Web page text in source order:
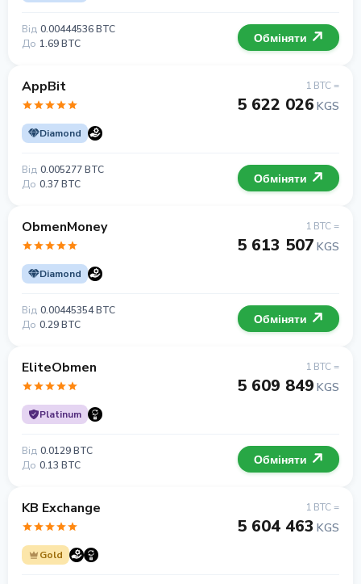
Від 0.00444536 BTC
До 1.69 BTC Обміняти
AppBit
Diamond
1 BTC =
5 622 026 KGS
Від 0.005277 BTC
До 0.37 BTC Обміняти
ObmenMoney
Diamond
1 BTC =
5 613 507 KGS
Від 0.00445354 BTC
До 0.29 BTC Обміняти
EliteObmen
Platinum
1 BTC =
5 609 849 KGS
Від 0.0129 BTC
До 0.13 BTC Обміняти
KB Exchange
Gold
1 BTC =
5 604 463 KGS